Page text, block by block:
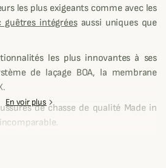
les plus exigeants comme avec les
guêtres intégréesaussi uniques que
les plus innovantes à ses
de laçage BOA, la membrane
de chasse de qualité Made in
En voir plus